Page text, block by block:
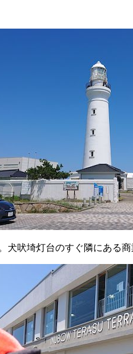
犬吠埼灯台のすぐ隣にある